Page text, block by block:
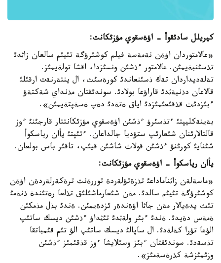
كيريلل سادئقوأ - اؤةسقوي مؤزئكانت:
«عالامتوردان اؤةن نةمةسة فيلم كوشئرؤگة تئيئم سالعان زاثدئ
تذسئنبةيمئن. عالامتور ءذشئن ونسئزدا، اقشا تولةيمئز.
تةلةديداردان تةك ذسئنعاندئ كورةسئث، ال ينتةرنةت ارقئلئ
قالاعان دذنيةثدئ قاراؤعا بولادئ. سوندئقتان مذنداي شةكتةؤ
ءبئزدئث قذقئعئمئزدئ اياق ةتةدئ دةپ ةسةپتةيمئن».
بةينةكليپتئ ءتذسئرؤ ءذشئن اؤةسقوي مؤزئكانتتار قارجئنئ ءوز
قالتالارئنان شئعارئپ ستؤديا جالداعان. ءتئپتئ يأان رياسكوأ
شئنايئ كورئنؤ ءذشئن قولاث شاشئن قيئپ، تاقئر باس بولعان.
يأان رياسكوأ - اؤةسقوي مؤزئكانت:
«ماسةلةن زاثناماداعئ تذزةتؤلةردة توررةنت ترةكةرلةردةن اؤةن
كوشئرؤگة تئيئم سالدئ. مةن شئعارماشئلئق تذلعا رةتئندة ذنةمئ
تئث يدةيالار مةن جاثا اؤةندةر ئزدةيمئن. ةندئ بذل مذمكئن
ةمةس دةيدئ. ةندئ ءبئر ولةثدئ تئثداؤ ءذشئن ديسك ساتئپ
الؤعا تؤرا كةلةدئ. ال ساپالئ ديسك ساتئپ الؤ تئم قئمباتقا
تذسةدئ. سوندئقتان ءبئز وسئلايشا ءوز قذقئمئز ءذشئن
وزئمئزشة كذرةسةمئز».